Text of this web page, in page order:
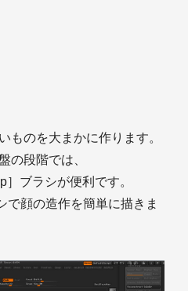
ものを大まかに作ります。
の段階では、
］ブラシが便利です。
で顔の造作を簡単に描きま